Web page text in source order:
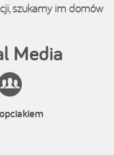
szukamy im domów
Media